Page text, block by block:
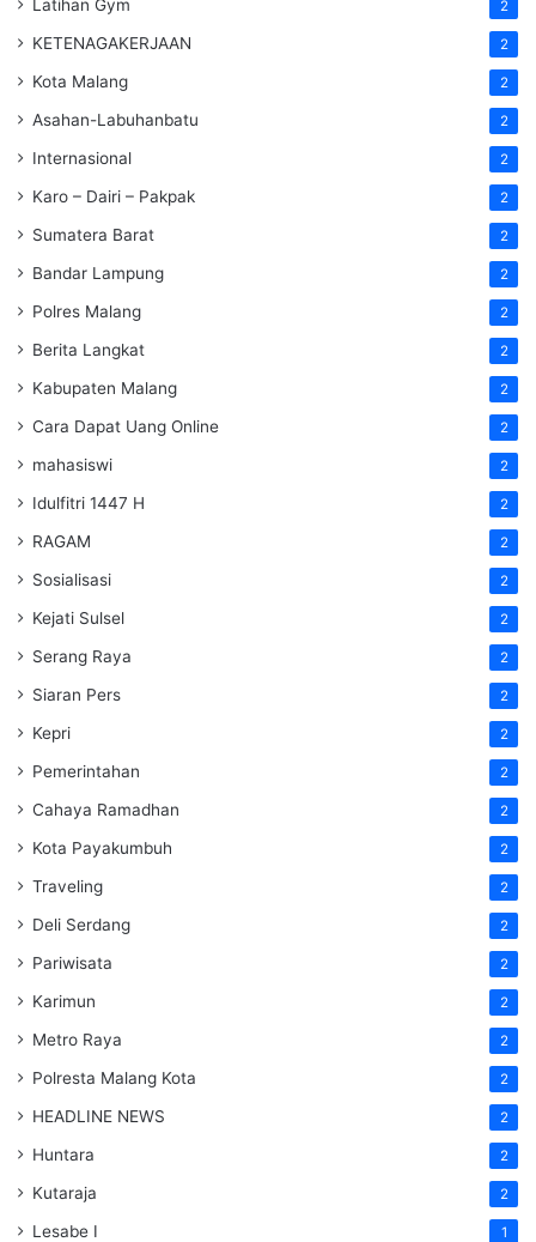
Latihan Gym 2
KETENAGAKERJAAN 2
Kota Malang 2
Asahan-Labuhanbatu 2
Internasional 2
Karo – Dairi – Pakpak 2
Sumatera Barat 2
Bandar Lampung 2
Polres Malang 2
Berita Langkat 2
Kabupaten Malang 2
Cara Dapat Uang Online 2
mahasiswi 2
Idulfitri 1447 H 2
RAGAM 2
Sosialisasi 2
Kejati Sulsel 2
Serang Raya 2
Siaran Pers 2
Kepri 2
Pemerintahan 2
Cahaya Ramadhan 2
Kota Payakumbuh 2
Traveling 2
Deli Serdang 2
Pariwisata 2
Karimun 2
Metro Raya 2
Polresta Malang Kota 2
HEADLINE NEWS 2
Huntara 2
Kutaraja 2
Lesabe I 1